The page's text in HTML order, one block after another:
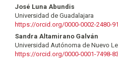
Contenido
principal
del
artículo
José Luna Abundis
Universidad de Guadalajara
https://orcid.org/0000-0002-2480-
Sandra Altamirano Galván
Universidad Autónoma de Nuevo
https://orcid.org/0000-0001-7498-